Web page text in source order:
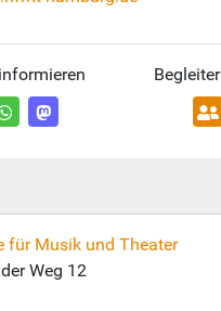
für Musik und Theater
Weg 12